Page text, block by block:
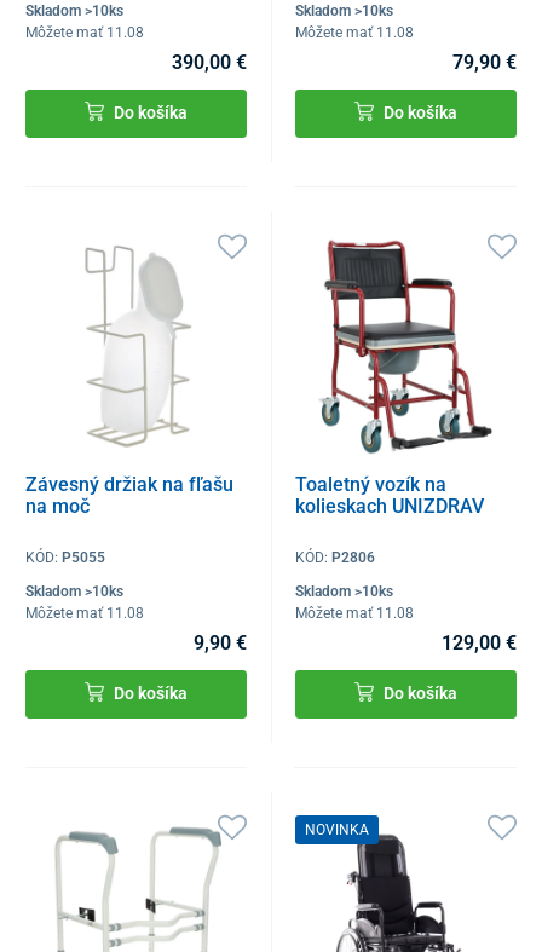
Skladom >10ks
Môžete mať 11.08
390,00 €
Do košíka
Skladom >10ks
Môžete mať 11.08
79,90 €
Do košíka
Závesný držiak na fľašu
na moč
KÓD: P5055
Skladom >10ks
Môžete mať 11.08
9,90 €
Do košíka
Toaletný vozík na
kolieskach UNIZDRAV
KÓD:P2806
Skladom >10ks
Môžete mať 11.08
129,00 €
Do košíka
NOVINKA